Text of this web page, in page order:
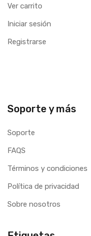
Ver carrito
Iniciar sesión
Registrarse
Soporte y más
Soporte
FAQS
Términos y condiciones
Política de privacidad
Sobre nosotros